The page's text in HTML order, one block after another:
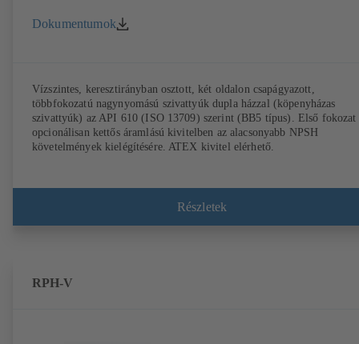
Dokumentumok
Vízszintes, keresztirányban osztott, két oldalon csapágyazott,
többfokozatú nagynyomású szivattyúk dupla házzal (köpenyházas
szivattyúk) az API 610 (ISO 13709) szerint (BB5 típus). Első fokozat
opcionálisan kettős áramlású kivitelben az alacsonyabb NPSH
követelmények kielégítésére. ATEX kivitel elérhető.
Részletek
RPH-V